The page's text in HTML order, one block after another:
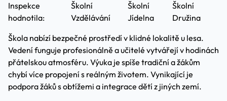
Inspekce
hodnotila:
Školní
Vzdělávání
Školní
Jídelna
Školní
Družina
Škola nabízí bezpečné prostředí v klidné lokalitě u lesa.
Vedení funguje profesionálně a učitelé vytvářejí v hodinách
přátelskou atmosféru. Výuka je spíše tradiční a žákům
chybí více propojení s reálným životem. Vynikající je
podpora žáků s obtížemi a integrace dětí z jiných zemí.